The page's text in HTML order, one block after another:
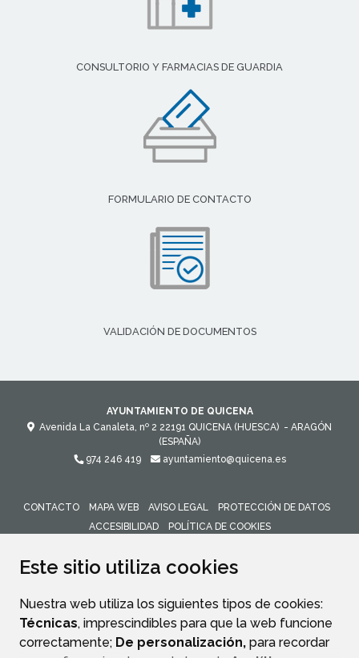
Este sitio utiliza cookies
Nuestra web utiliza los siguientes tipos de cookies:
Técnicas, imprescindibles para que la web funcione
correctamente; De personalización, para recordar
CONSULTORIO Y FARMACIAS DE GUARDIA
FORMULARIO DE CONTACTO
VALIDACIÓN DE DOCUMENTOS
AYUNTAMIENTO DE QUICENA
Avenida La Canaleta, nº 2 22191 QUICENA (HUESCA) - ARAGÓN
(ESPAÑA)
974 246 419
ayuntamiento@quicena.es
CONTACTO MAPA WEB AVISO LEGAL
PROTECCIÓN DE DATOS
ACCESIBILIDAD
POLÍTICA DE COOKIES